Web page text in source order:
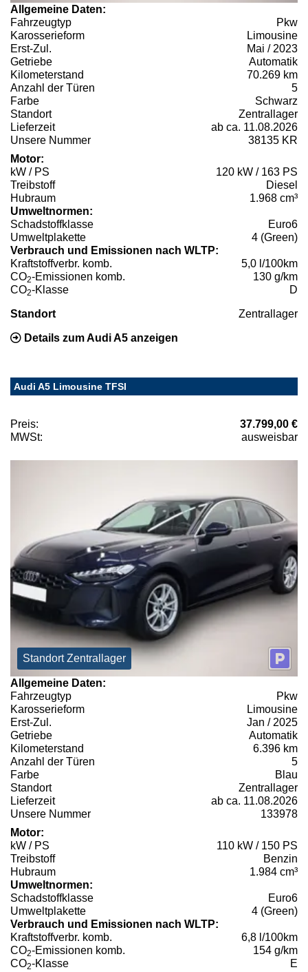
Allgemeine Daten:
Fahrzeugtyp
Pkw
Karosserieform
Limousine
Erst-Zul.
Mai / 2023
Getriebe
Automatik
Kilometerstand
70.269 km
Anzahl der Türen
5
Farbe
Schwarz
Standort
Zentrallager
Lieferzeit
ab ca. 11.08.2026
Unsere Nummer
38135 KR
Motor:
kW / PS
120 kW / 163 PS
Treibstoff
Diesel
Hubraum
1.968 cm³
Umweltnormen:
Schadstoffklasse
Euro6
Umweltplakette
4 (Green)
Verbrauch und Emissionen nach WLTP:
Kraftstoffverbr. komb.
5,0 l/100km
CO2-Emissionen komb.
130 g/km
CO2-Klasse D
Standort Zentrallager
Details zum Audi A5 anzeigen
Audi A5 Limousine TFSI
Preis:
37.799,00 €
MWSt:
ausweisbar
Standort Zentrallager
Allgemeine Daten:
Fahrzeugtyp
Pkw
Karosserieform
Limousine
Erst-Zul.
Jan / 2025
Getriebe
Automatik
Kilometerstand
6.396 km
Anzahl der Türen
5
Farbe
Blau
Standort
Zentrallager
Lieferzeit
ab ca. 11.08.2026
Unsere Nummer
133978
Motor:
kW / PS
110 kW / 150 PS
Treibstoff
Benzin
Hubraum
1.984 cm³
Umweltnormen:
Schadstoffklasse
Euro6
Umweltplakette
4 (Green)
Verbrauch und Emissionen nach WLTP:
Kraftstoffverbr. komb.
6,8 l/100km
CO2-Emissionen komb.
154 g/km
CO2-Klasse E